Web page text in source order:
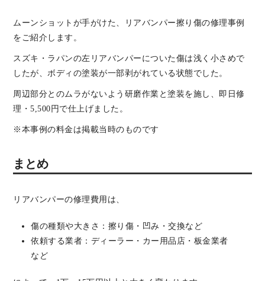
ムーンショットが手がけた、リアバンパー擦り傷の修理事例
をご紹介します。
スズキ・ラパンの左リアバンパーについた傷は浅く小さめで
したが、ボディの塗装が一部剥がれている状態でした。
周辺部分とのムラがないよう研磨作業と塗装を施し、即日修
理・5,500円で仕上げました。
※本事例の料金は掲載当時のものです
まとめ
リアバンパーの修理費用は、
傷の種類や大きさ：擦り傷・凹み・交換など
依頼する業者：ディーラー・カー用品店・板金業者
など